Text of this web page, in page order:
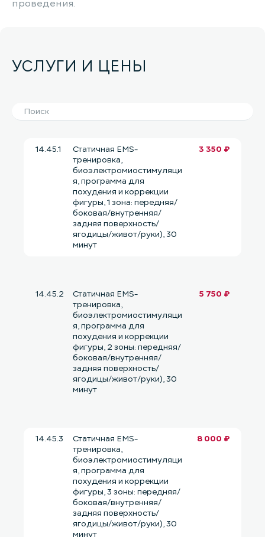
проведения.
УСЛУГИ И ЦЕНЫ
14.45.1
Статичная EMS-
тренировка,
биоэлектромиостимуляци
я, программа для
похудения и коррекции
фигуры, 1 зона: передняя/
боковая/внутренняя/
задняя поверхность/
ягодицы/живот/руки), 30
минут
3 350 ₽
14.45.2
Статичная EMS-
тренировка,
биоэлектромиостимуляци
я, программа для
похудения и коррекции
фигуры, 2 зоны: передняя/
боковая/внутренняя/
задняя поверхность/
ягодицы/живот/руки), 30
минут
5 750 ₽
14.45.3
Статичная EMS-
тренировка,
биоэлектромиостимуляци
я, программа для
похудения и коррекции
фигуры, 3 зоны: передняя/
боковая/внутренняя/
задняя поверхность/
ягодицы/живот/руки), 30
минут
8 000 ₽